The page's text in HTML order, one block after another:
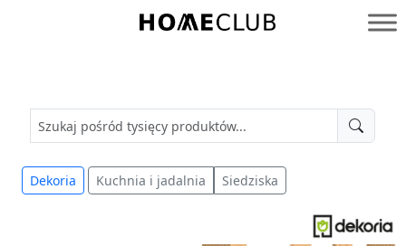
Homeclub
Dekoria Kuchnia i jadalnia Siedziska